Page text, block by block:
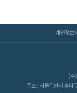
개인정보
(주
주소 : 서울특별시 송